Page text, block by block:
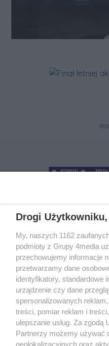
+48 52
O nas Reklama
Wydarzenia
Zapisz się
Dołącz do grona ludzi
Drogi Użytkowniku,
My, naszych 1162
podmioty z Grupy 4media
przechowujemy informacje
przetwarzamy dane
identyfikatory, standardowe
urządzenie czy dane
spersonalizowanych
treści, pomiar reklam i
ulepszanie usług. Za
Partnerzy możemy używać
geolokalizacyjnych oraz